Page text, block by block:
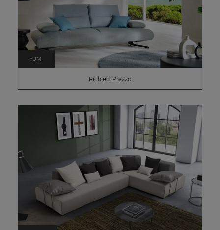
YUMI
Richiedi Prezzo